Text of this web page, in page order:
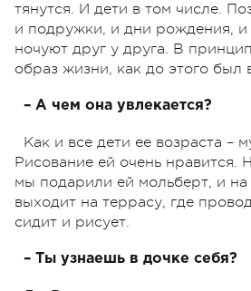
тянутся. И дети в том числе.
и подружки, и дни рождения, и
ночуют друг у друга. В
образ жизни, как до этого был
– А чем она увлекается?
Как и все дети ее возраста –
Рисование ей очень нравится.
мы подарили ей мольберт, и
выходит на террасу, где
сидит и рисует.
– Ты узнаешь в дочке себя?